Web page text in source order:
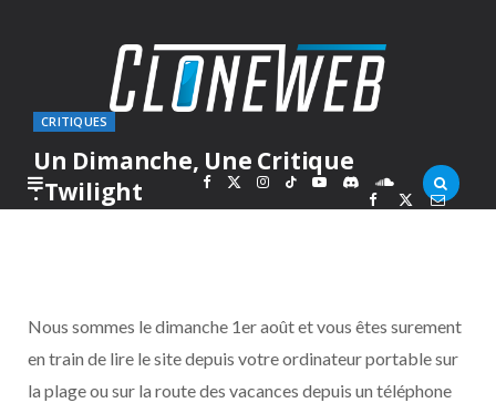
F
b i
I
a
T
o
Y
u o
S
d
CRITIQUES
Un Dimanche, Une Critique
: Twilight
Nous sommes le dimanche 1er août et vous êtes surement
en train de lire le site depuis votre ordinateur portable sur
la plage ou sur la route des vacances depuis un téléphone